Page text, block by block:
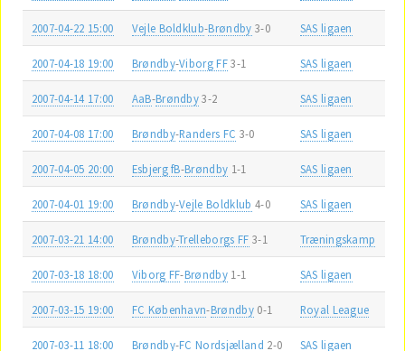
2007-04-22 15:00 Vejle Boldklub-Brøndby 3-0 SAS ligaen
2007-04-18 19:00 Brøndby-Viborg FF3-1 SAS ligaen
2007-04-14 17:00 AaB-Brøndby3-2 SAS ligaen
2007-04-08 17:00 Brøndby-Randers FC 3-0 SAS ligaen
2007-04-05 20:00 Esbjerg fB-Brøndby 1-1 SAS ligaen
2007-04-01 19:00 Brøndby-Vejle Boldklub 4-0 SAS ligaen
2007-03-21 14:00 Brøndby-Trelleborgs FF 3-1 Træningskamp
2007-03-18 18:00 Viborg FF-Brøndby 1-1 SAS ligaen
2007-03-15 19:00 FC København-Brøndby 0-1 Royal League
2007-03-11 18:00 Brøndby-FC Nordsjælland 2-0 SAS ligaen